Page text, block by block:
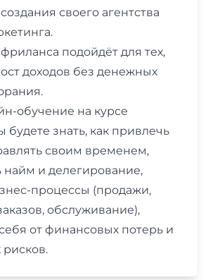
своего агентства
подойдёт для тех,
доходов без денежных
обучение на курсе
будете знать, как привлечь
своим временем,
найм и делегирование,
процессы (продажи,
обслуживание),
от финансовых потерь и